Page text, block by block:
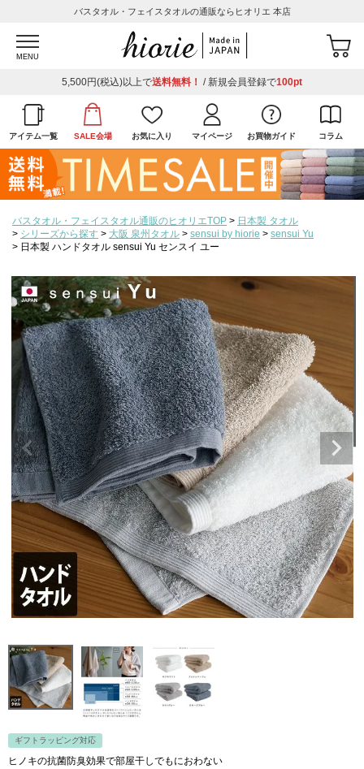
バスタオル・フェイスタオルの通販ならヒオリエ 本店
MENU
5,500円(税込)以上で送料無料！ / 新規会員登録で100pt
アイテム一覧 SALE会場 お気に入り マイページ お買物ガイド コラム
バスタオル・フェイスタオル通販のヒオリエTOP
日本製 タオル
シリーズから探す
大阪 泉州タオル sensui by hiorie
sensui Yu
日本製 ハンドタオル sensui Yu センスイ ユー
ギフトラッピング対応
ヒノキの抗菌防臭効果で部屋干しでもにおわない